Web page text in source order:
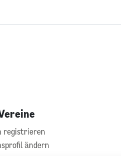
registrieren
ändern